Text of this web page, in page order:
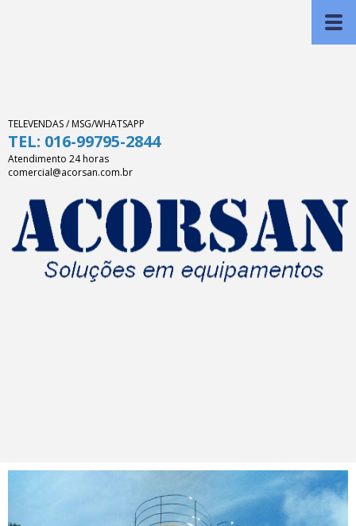
TELEVENDAS / MSG/WHATSAPP
TEL: 016-99795-2844
Atendimento 24 horas
comercial@acorsan.com.br